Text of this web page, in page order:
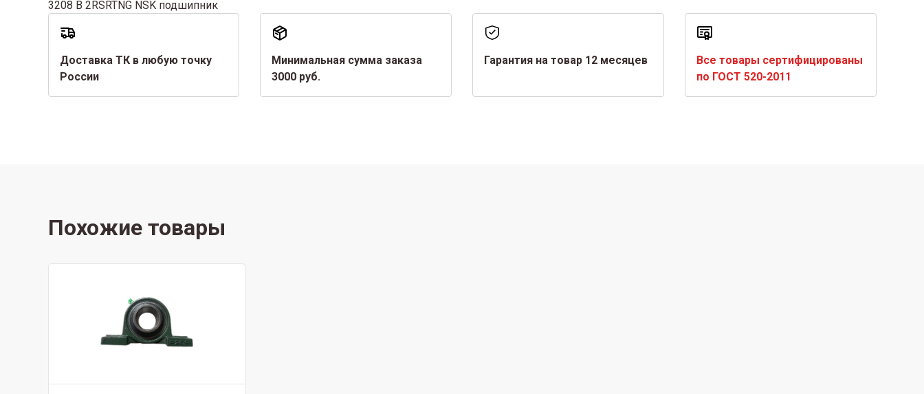
3208 В 2RSRTNG NSK подшипник
Доставка ТК в любую точку
России
Минимальная сумма заказа
3000 руб.
Гарантия на товар 12 месяцев
Все товары сертифицированы
по ГОСТ 520-2011
Похожие товары